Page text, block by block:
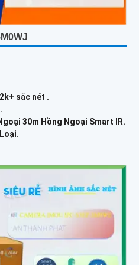
sắc nét .
30m Hồng Ngoại Smart IR.